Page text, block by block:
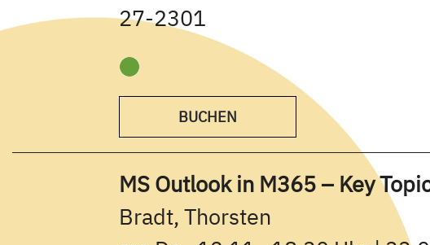
27-2301
BUCHEN
MS Outlook in M365 – Key
Bradt, Thorsten